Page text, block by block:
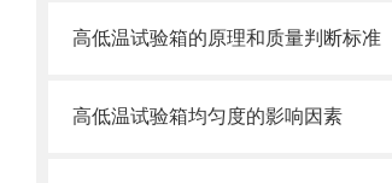
高低温试验箱的原理和质量判断标准
高低温试验箱均匀度的影响因素